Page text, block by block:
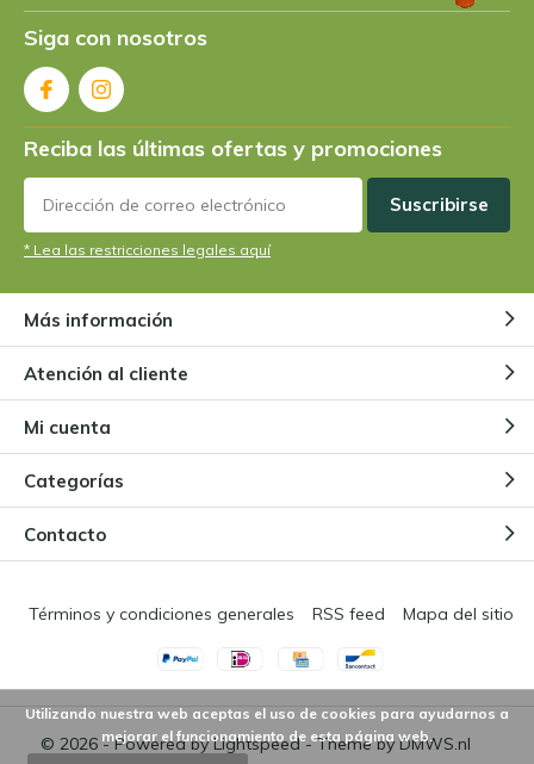
Siga con nosotros
Reciba las últimas ofertas y promociones
Suscribirse
* Lea las restricciones legales aquí
Más información
Atención al cliente
Mi cuenta
Categorías
Contacto
© 2026 - Powered byLightspeed- Theme byDMWS.nl
Términos y condiciones generales RSS feed Mapa del sitio
Utilizando nuestra web aceptas el uso de cookies para ayudarnos a
mejorar el funcionamiento de esta página web.